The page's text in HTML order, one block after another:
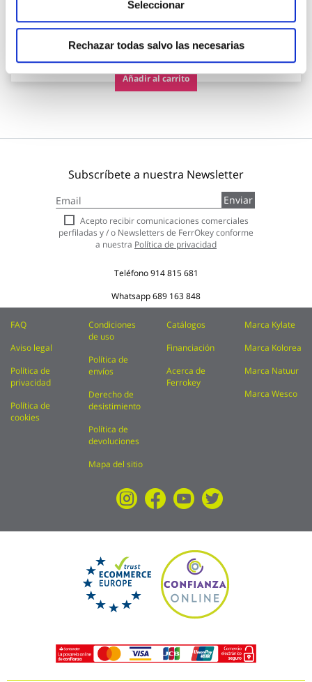
Seleccionar
Rechazar todas salvo las necesarias
Bestway
400,95 €
Añadir al carrito
Subscríbete a nuestra Newsletter
a
nuestro
boletín
de
Enviar
Acepto recibir comunicaciones comerciales
perfiladas y / o Newsletters de FerrOkey conforme
a nuestra Política de privacidad
Teléfono914 815 681
Whatsapp689 163 848
FAQ
Aviso legal
Política de
privacidad
Política de
cookies
Condiciones
de uso
Política de
envíos
Derecho de
desistimiento
Política de
devoluciones
Mapa del sitio
Catálogos
Financiación
Acerca de
Ferrokey
Marca Kylate
Marca Kolorea
Marca Natuur
Marca Wesco